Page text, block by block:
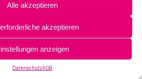
Alle akzeptieren
akzeptieren
anzeigen
DatenschutzAGB